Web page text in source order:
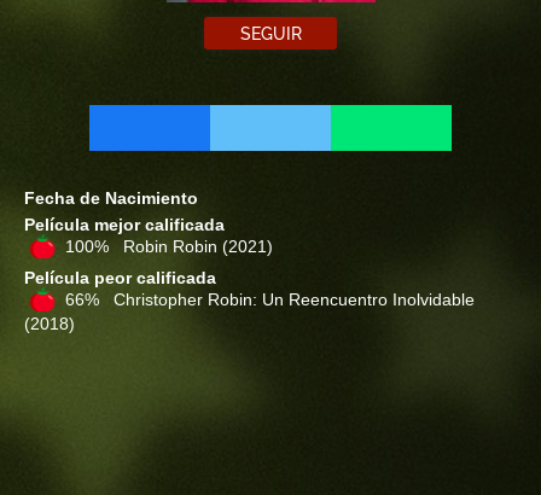
SEGUIR
Fecha de Nacimiento
Película mejor calificada
100% Robin Robin (2021)
Película peor calificada
66% Christopher Robin: Un Reencuentro Inolvidable
(2018)